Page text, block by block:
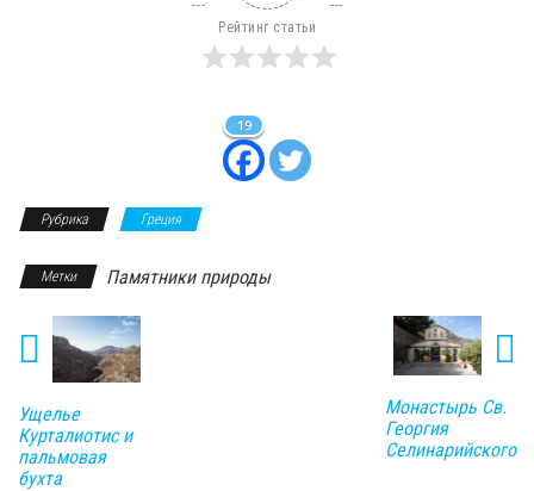
Рейтинг статьи
19
Рубрика Греция
Метки Памятники природы
Ущелье
Курталиотис и
пальмовая
бухта
Монастырь Св.
Георгия
Селинарийского